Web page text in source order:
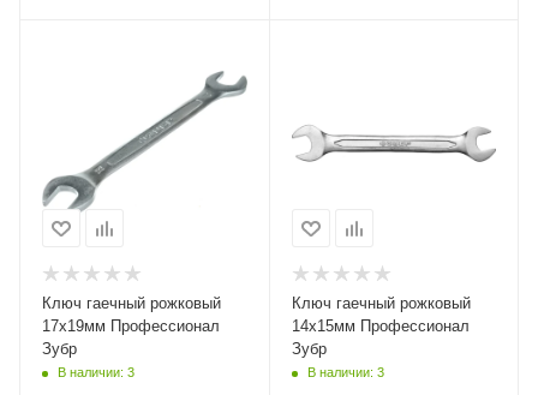
Ключ гаечный рожковый
17х19мм Профессионал
Зубр
В наличии: 3
Ключ гаечный рожковый
14х15мм Профессионал
Зубр
В наличии: 3